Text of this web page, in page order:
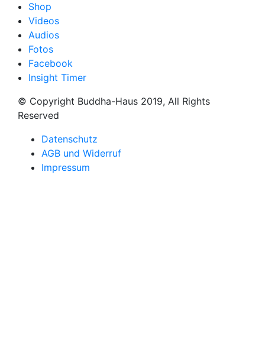
Shop
Videos
Audios
Fotos
Facebook
Insight Timer
© Copyright Buddha-Haus 2019, All Rights
Reserved
Datenschutz
AGB und Widerruf
Impressum